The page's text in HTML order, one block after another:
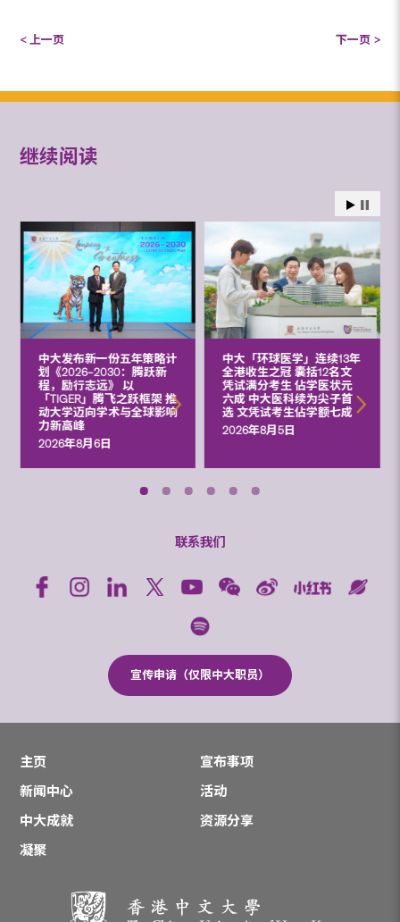
< 上一页 下一页 >
继续阅读
中大发布新一份五年策略计
划《2026‒2030：腾跃新
程，励行志远》 以
「TIGER」腾飞之跃框架 推
动大学迈向学术与全球影响
力新高峰
2026年8月6日
中大「环球医学」连续13年
全港收生之冠 囊括12名文
凭试满分考生 佔学医状元
六成 中大医科续为尖子首
选 文凭试考生佔学额七成
2026年8月5日
联系我们
宣传申请（仅限中大职员）
主页
宣布事项
新闻中心
活动
中大成就
资源分享
凝聚